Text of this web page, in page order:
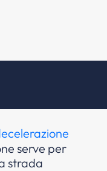
serve per
strada